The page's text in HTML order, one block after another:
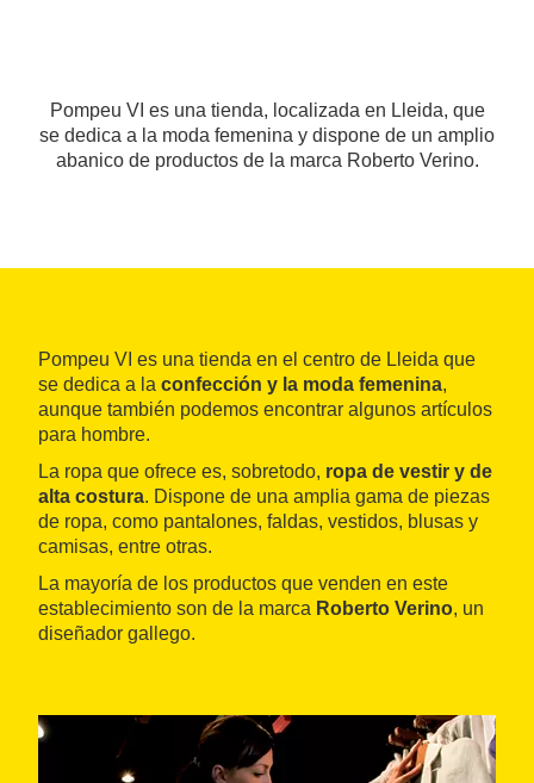
Pompeu VI es una tienda, localizada en Lleida, que
se dedica a la moda femenina y dispone de un amplio
abanico de productos de la marca Roberto Verino.
Pompeu VI es una tienda en el centro de Lleida que
se dedica a la confección y la moda femenina,
aunque también podemos encontrar algunos artículos
para hombre.
La ropa que ofrece es, sobretodo, ropa de vestir y de
alta costura. Dispone de una amplia gama de piezas
de ropa, como pantalones, faldas, vestidos, blusas y
camisas, entre otras.
La mayoría de los productos que venden en este
establecimiento son de la marca Roberto Verino, un
diseñador gallego.